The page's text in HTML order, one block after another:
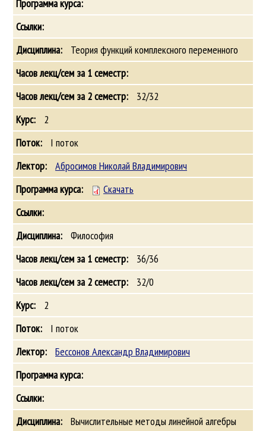
Теория функций комплексного переменного
32/32
2
I поток
Абросимов Николай Владимирович
Скачать
Философия
36/36
32/0
2
I поток
Бессонов Александр Владимирович
Вычислительные методы линейной алгебры